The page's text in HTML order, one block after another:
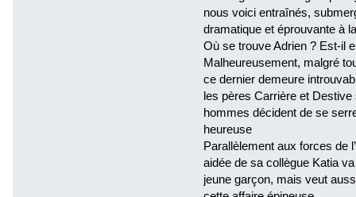
nous voici entraînés,
dramatique et éprouvante à
Où se trouve Adrien ? Est-il
Malheureusement, malgré
ce dernier demeure
les pères Carrière et
hommes décident de se
heureuse
Parallèlement aux forces de
aidée de sa collègue Katia
jeune garçon, mais veut